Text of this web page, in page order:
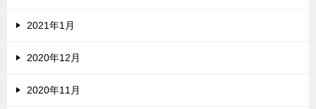
2021年1月
2020年12月
2020年11月